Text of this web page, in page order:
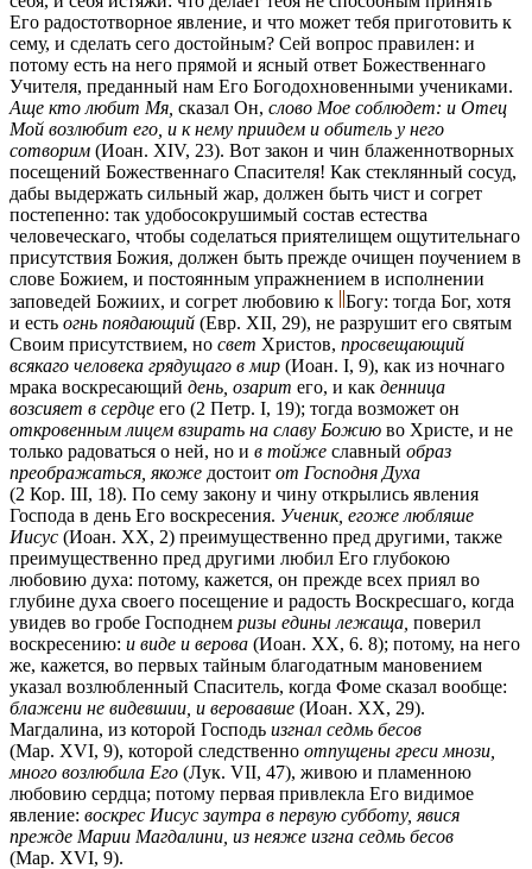
Его радостотворное явление, и что может тебя приготовить к
сему, и сделать сего достойным? Сей вопрос правилен: и
потому есть на него прямой и ясный ответ Божественнаго
Учителя, преданный нам Его Богодохновенными учениками.
Аще кто любит Мя, сказал Он, слово Мое соблюдет: и Отец
Мой возлюбит его, и к нему приидем и обитель у него
сотворим (Иоан. XIV, 23). Вот закон и чин блаженнотворных
посещений Божественнаго Спасителя! Как стеклянный сосуд,
дабы выдержать сильный жар, должен быть чист и согрет
постепенно: так удобосокрушимый состав естества
человеческаго, чтобы соделаться приятелищем ощутительнаго
присутствия Божия, должен быть прежде очищен поучением в
слове Божием, и постоянным упражнением в исполнении
заповедей Божиих, и согрет любовию к Богу: тогда Бог, хотя
и есть огнь поядающий (Евр. XII, 29), не разрушит его святым
Своим присутствием, но свет Христов, просвещающий
всякаго человека грядущаго в мир (Иоан. I, 9), как из ночнаго
мрака воскресающий день, озарит его, и как денница
возсияет в сердце его (2 Петр. I, 19); тогда возможет он
откровенным лицем взирать на славу Божию во Христе, и не
только радоваться о ней, но и в тойже славный образ
преображаться, якоже достоит от Господня Духа
(2 Кор. III, 18). По сему закону и чину открылись явления
Господа в день Его воскресения. Ученик, егоже любляше
Иисус (Иоан. XX, 2) преимущественно пред другими, также
преимущественно пред другими любил Его глубокою
любовию духа: потому, кажется, он прежде всех приял во
глубине духа своего посещение и радость Воскресшаго, когда
увидев во гробе Господнем ризы едины лежаща, поверил
воскресению: и виде и верова (Иоан. XX, 6. 8); потому, на него
же, кажется, во первых тайным благодатным мановением
указал возлюбленный Спаситель, когда Фоме сказал вообще:
блажени не видевшии, и веровавше (Иоан. XX, 29).
Магдалина, из которой Господь изгнал седмь бесов
(Мар. XVI, 9), которой следственно отпущены греси мнози,
много возлюбила Его (Лук. VII, 47), живою и пламенною
любовию сердца; потому первая привлекла Его видимое
явление: воскрес Иисус заутра в первую субботу, явися
прежде Марии Магдалини, из неяже изгна седмь бесов
(Мар. XVI, 9).